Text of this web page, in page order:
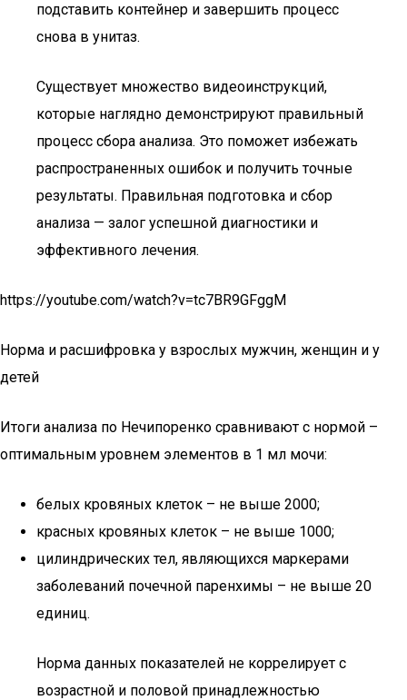
подставить контейнер и завершить процесс
снова в унитаз.
Существует множество видеоинструкций,
которые наглядно демонстрируют правильный
процесс сбора анализа. Это поможет избежать
распространенных ошибок и получить точные
результаты. Правильная подготовка и сбор
анализа — залог успешной диагностики и
эффективного лечения.
https://youtube.com/watch?v=tc7BR9GFggM
Норма и расшифровка у взрослых мужчин, женщин и у
детей
Итоги анализа по Нечипоренко сравнивают с нормой –
оптимальным уровнем элементов в 1 мл мочи:
белых кровяных клеток – не выше 2000;
красных кровяных клеток – не выше 1000;
цилиндрических тел, являющихся маркерами
заболеваний почечной паренхимы – не выше 20
единиц.
Норма данных показателей не коррелирует с
возрастной и половой принадлежностью